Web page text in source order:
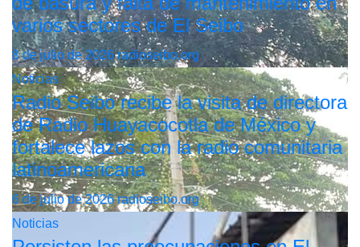
varios sectores de El Seibo
8 de julio de 2026radioseibo.org
Noticias
Radio Seibo recibe la visita de directora
de Radio Huayacocotla de México y
fortalece lazos con la radio comunitaria
latinoamericana
6 de julio de 2026radioseibo.org
Noticias